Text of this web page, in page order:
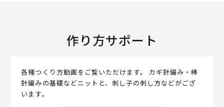
作り方サポート
各種つくり方動画をご覧いただけます。 カギ針編み・棒
針編みの基礎などニットと、刺し子の刺し方などがござ
います。